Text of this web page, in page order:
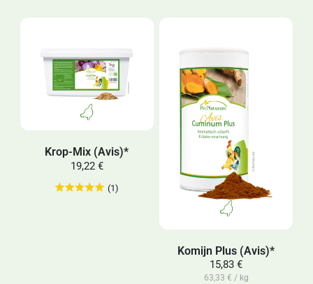
Krop-Mix (Avis)*
19,22 €
(1)
Komijn Plus (Avis)*
15,83 €
63,33 € / kg